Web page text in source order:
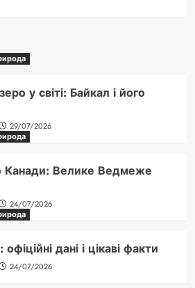
у світі: Байкал і його
29/07/2026
Канади: Велике Ведмеже
24/07/2026
дані і цікаві факти
24/07/2026